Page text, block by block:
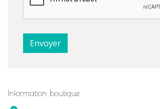
Information boutique